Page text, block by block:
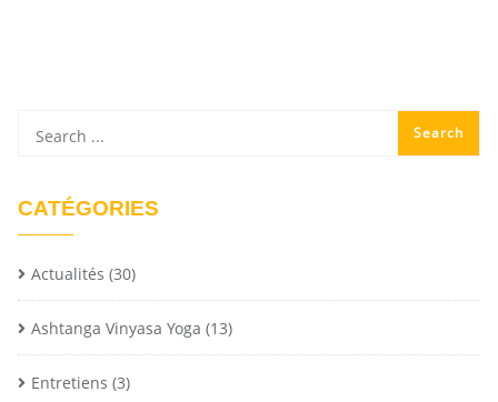
CATÉGORIES
Actualités (30)
Ashtanga Vinyasa Yoga (13)
Entretiens (3)